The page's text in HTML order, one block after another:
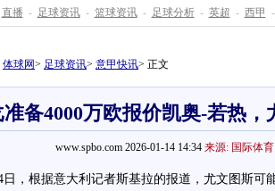
直播 - 足球资讯 - 篮球资讯 - 足球分析 - 英超 - 西甲 -
体球网> 足球资讯> 意甲快讯> 正文
备4000万欧报价凯奥-若热，
www.spbo.com 2026-01-14 14:34 来源: 国际体育
根据意大利记者斯基拉的报道，尤文图斯可